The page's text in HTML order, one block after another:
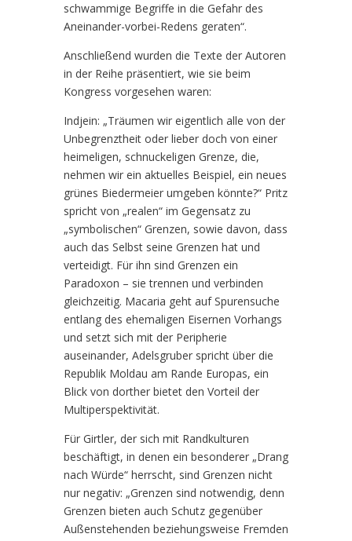
schwammige Begriffe in die Gefahr des
Aneinander-vorbei-Redens geraten“.
Anschließend wurden die Texte der Autoren
in der Reihe präsentiert, wie sie beim
Kongress vorgesehen waren:
Indjein: „Träumen wir eigentlich alle von der
Unbegrenztheit oder lieber doch von einer
heimeligen, schnuckeligen Grenze, die,
nehmen wir ein aktuelles Beispiel, ein neues
grünes Biedermeier umgeben könnte?“ Pritz
spricht von „realen“ im Gegensatz zu
„symbolischen“ Grenzen, sowie davon, dass
auch das Selbst seine Grenzen hat und
verteidigt. Für ihn sind Grenzen ein
Paradoxon – sie trennen und verbinden
gleichzeitig. Macaria geht auf Spurensuche
entlang des ehemaligen Eisernen Vorhangs
und setzt sich mit der Peripherie
auseinander, Adelsgruber spricht über die
Republik Moldau am Rande Europas, ein
Blick von dorther bietet den Vorteil der
Multiperspektivität.
Für Girtler, der sich mit Randkulturen
beschäftigt, in denen ein besonderer „Drang
nach Würde“ herrscht, sind Grenzen nicht
nur negativ: „Grenzen sind notwendig, denn
Grenzen bieten auch Schutz gegenüber
Außenstehenden beziehungsweise Fremden